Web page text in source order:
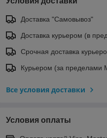
Доставка "Самовывоз"
Доставка курьером (в
Срочная доставка
Курьером (за пределами
Все условия доставки
Условия оплаты